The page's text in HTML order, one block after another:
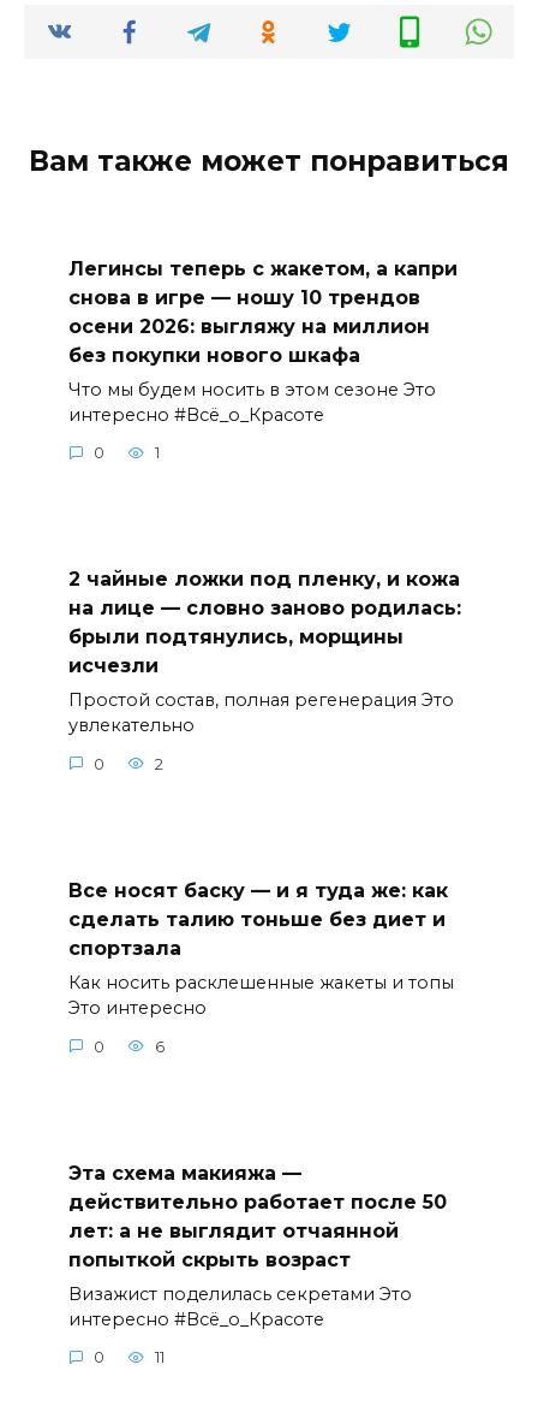
Вам также может понравиться
Легинсы теперь с жакетом, а капри
снова в игре — ношу 10 трендов
осени 2026: выгляжу на миллион
без покупки нового шкафа
Что мы будем носить в этом сезоне Это
интересно #Всё_о_Красоте
0 1
2 чайные ложки под пленку, и кожа
на лице — словно заново родилась:
брыли подтянулись, морщины
исчезли
Простой состав, полная регенерация Это
увлекательно
0 2
Все носят баску — и я туда же: как
сделать талию тоньше без диет и
спортзала
Как носить расклешенные жакеты и топы
Это интересно
0 6
Эта схема макияжа —
действительно работает после 50
лет: а не выглядит отчаянной
попыткой скрыть возраст
Визажист поделилась секретами Это
интересно #Всё_о_Красоте
0 11